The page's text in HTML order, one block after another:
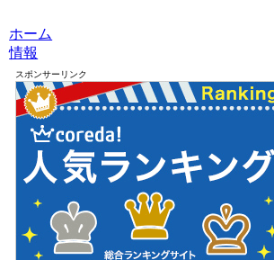
ホーム
情報
スポンサーリンク